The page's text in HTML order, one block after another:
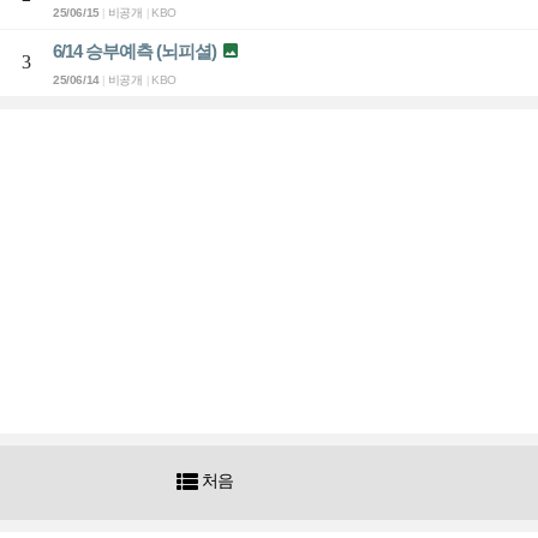
25/06/15| 비공개 KBO
3
6/14 승부예측 (뇌피셜) 
25/06/14| 비공개 KBO
 처음